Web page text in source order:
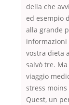
della che
ed esempio
alla grande
informazioni
vostra dieta
salvò tre.
viaggio
stress
Quest, un